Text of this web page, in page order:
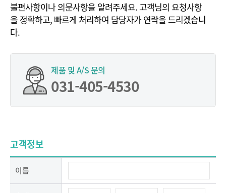
불편사항이나 의문사항을 알려주세요. 고객님의 요청사항
을 정확하고, 빠르게 처리하여 담당자가 연락을 드리겠습니
다.
제품 및 A/S 문의
031-405-4530
고객정보
이름